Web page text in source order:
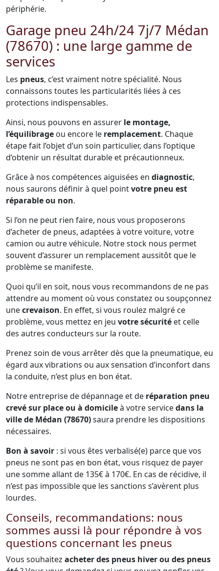
périphérie.
Garage pneu 24h/24 7j/7 Médan
(78670) : une large gamme de
services
Les pneus, c’est vraiment notre spécialité. Nous
connaissons toutes les particularités liées à ces
protections indispensables.
Ainsi, nous pouvons en assurer le montage,
l’équilibrage ou encore le remplacement. Chaque
étape fait l’objet d’un soin particulier, dans l’optique
d’obtenir un résultat durable et précautionneux.
Grâce à nos compétences aiguisées en diagnostic,
nous saurons définir à quel pointvotre pneu est
réparable ou non.
Si l’on ne peut rien faire, nous vous proposerons
d’acheter de pneus, adaptées à votre voiture, votre
camion ou autre véhicule. Notre stock nous permet
souvent d’assurer un remplacement aussitôt que le
problème se manifeste.
Quoi qu’il en soit, nous vous recommandons de ne pas
attendre au moment où vous constatez ou soupçonnez
unecrevaison. En effet, si vous roulez malgré ce
problème, vous mettez en jeu votre sécurité et celle
des autres conducteurs sur la route.
Prenez soin de vous arrêter dès que la pneumatique, eu
égard aux vibrations ou aux sensation d’inconfort dans
la conduite, n’est plus en bon état.
Notre entreprise de dépannage et de réparation pneu
crevé sur place ou à domicileà votre servicedans la
ville de Médan (78670)saura prendre les dispositions
nécessaires.
Bon à savoir : si vous êtes verbalisé(e) parce que vos
pneus ne sont pas en bon état, vous risquez de payer
une somme allant de 135€ à 170€. En cas de récidive, il
n’est pas impossible que les sanctions s’avèrent plus
lourdes.
Conseils, recommandations: nous
sommes aussi là pour répondre à vos
questions concernant les pneus
Vous souhaitez acheter des pneus hiver ou des pneus